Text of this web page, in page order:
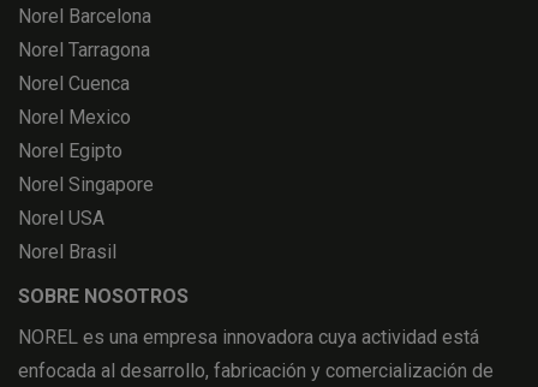
Norel Barcelona
Norel Tarragona
Norel Cuenca
Norel Mexico
Norel Egipto
Norel Singapore
Norel USA
Norel Brasil
SOBRE NOSOTROS
NOREL es una empresa innovadora cuya actividad está
enfocada al desarrollo, fabricación y comercialización de